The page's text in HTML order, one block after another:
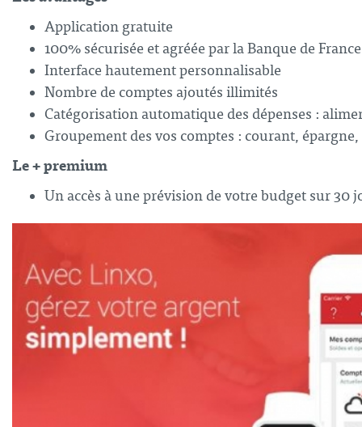
Application gratuite
100% sécurisée et agréée par la Banque de France
Interface hautement personnalisable
Nombre de comptes ajoutés illimités
Catégorisation automatique des dépenses :
Groupement des vos comptes : courant,
Le + premium
Un accès à une prévision de votre budget sur